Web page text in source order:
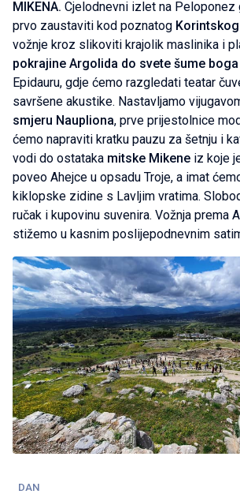
MIKENA. Cjelodnevni izlet na Peloponez
prvo zaustaviti kod poznatog
vožnje kroz slikoviti krajolik maslinika i
pokrajine Argolida do svete šume
Epidauru, gdje ćemo razgledati teatar
savršene akustike. Nastavljamo
smjeru Naupliona, prve prijestolnice
ćemo napraviti kratku pauzu za šetnju i
vodi do ostataka mitske Mikene iz koje
poveo Ahejce u opsadu Troje, a imat
kiklopske zidine s Lavljim vratima.
ručak i kupovinu suvenira. Vožnja prema
stižemo u kasnim poslijepodnevnim
DAN